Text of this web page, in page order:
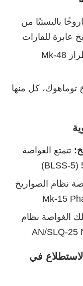
الغواصة 24 صاروخًا باليستيًا من
4 طوربيدات من طراز Mk-48
توماهوك، كل منها
تتمتع الغواصة
نظام الصواريخ
الغواصة نظام
في